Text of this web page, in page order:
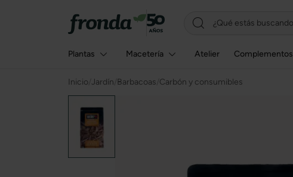
Plantas Macetería Atelier Complementos
Inicio Jardín Barbacoas Carbón y consumibles